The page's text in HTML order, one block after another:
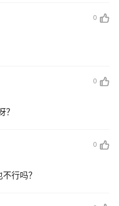
0
0
？
0
行吗？